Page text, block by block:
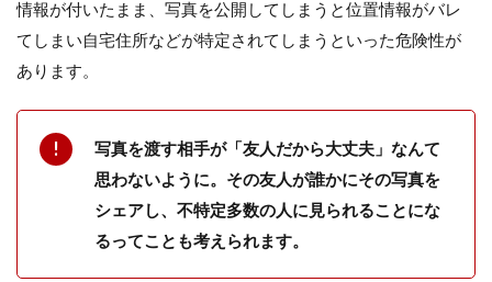
情報が付いたまま、写真を公開してしまうと位置情報がバレ
てしまい自宅住所などが特定されてしまうといった危険性が
あります。
写真を渡す相手が「友人だから大丈夫」なんて
思わないように。その友人が誰かにその写真を
シェアし、不特定多数の人に見られることにな
るってことも考えられます。